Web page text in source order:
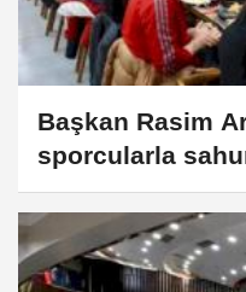
Başkan Rasim
sporcularla